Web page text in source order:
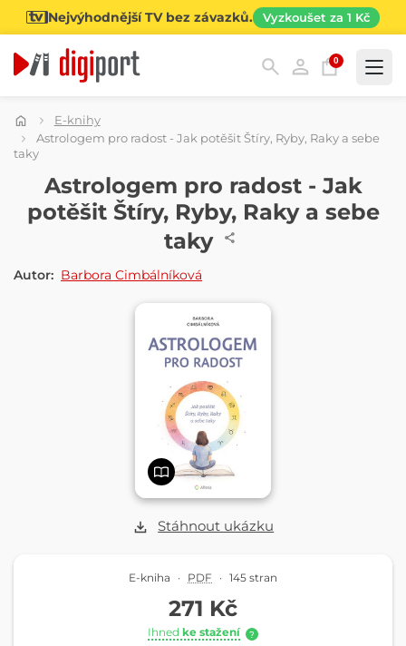
Nejvýhodnější TV bez závazků. Vyzkoušet za 1 Kč
0
Kategorie
E-knihy
Astrologem pro radost - Jak potěšit Štíry, Ryby, Raky a sebe
taky
Stáhnout ukázku
E-KNIHAAstrologem pro radost - Jak
potěšit Štíry, Ryby, Raky a sebe
taky
Autor: Barbora Cimbálníková
E-kniha · PDF · 145 stran
271 Kč
Ihned ke stažení ?